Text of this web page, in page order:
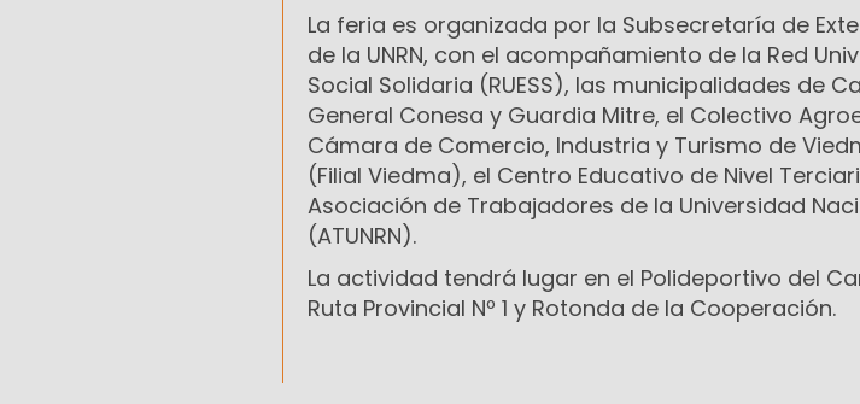
La feria es organizada por la Subsecretaría de
de la UNRN, con el acompañamiento de la Red
Social Solidaria (RUESS), las municipalidades de
General Conesa y Guardia Mitre, el Colectivo
Cámara de Comercio, Industria y Turismo de
(Filial Viedma), el Centro Educativo de Nivel
Asociación de Trabajadores de la Universidad
(ATUNRN).
La actividad tendrá lugar en el Polideportivo del
Ruta Provincial Nº 1 y Rotonda de la Cooperación.